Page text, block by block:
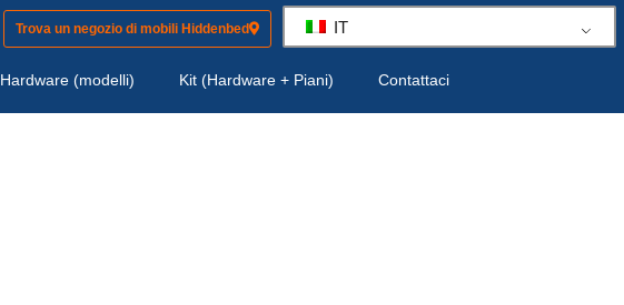
Trova un negozio di mobili Hiddenbed IT
Hardware (modelli) Kit (Hardware + Piani) Contattaci